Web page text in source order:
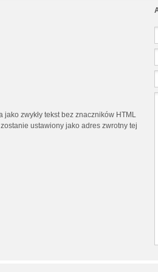
jako zwykły tekst bez znaczników HTML
ustawiony jako adres zwrotny tej